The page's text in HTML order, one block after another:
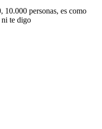
10.000 personas, es como
ni te digo